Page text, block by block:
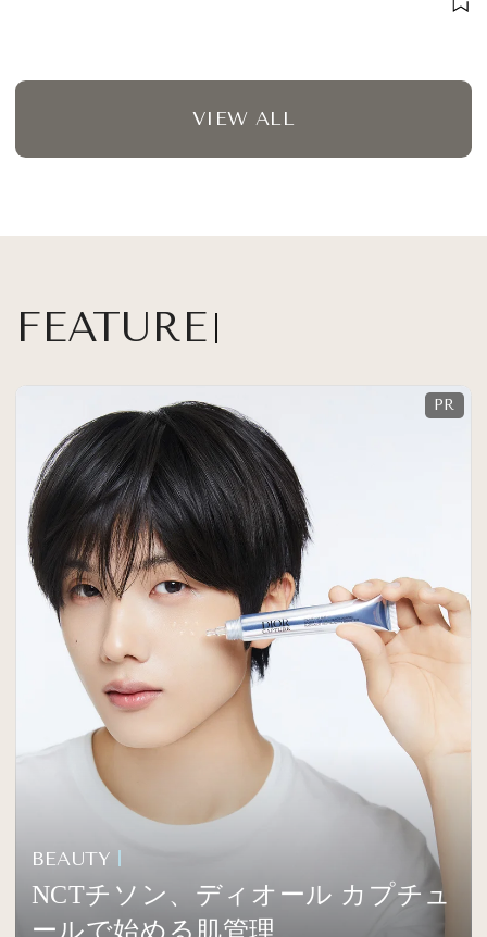
VIEW ALL
FEATURE
BEAUTY
NCTチソン、ディオール カプチュ
ールで始める肌管理